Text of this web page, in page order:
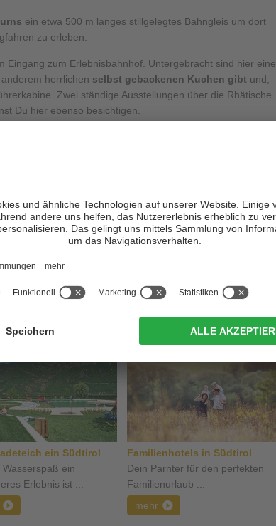
ein etwa 500 m langes stillgelegtes Bahngleis um dort
zu erleben.
Eingang zum Erlebnisbahnhof. Untergebracht sind hier eine
herrlichen selbst gebackenen Kuchen gibt und,
Zwei ständige Ausstellungen über die Rhätische
Du hier ebenso besichtigen.
der
ein Südtirol
Wasserspaß ein
Erlebnis ist ...
Familienhotels in Südtirol
Dein Parnter für den perfekten
Familienurlaub ...
mehr